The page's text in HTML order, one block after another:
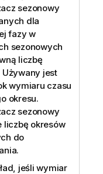
sezonowy
dla
fazy w
sezonowych
liczbę
Używany jest
wymiaru czasu
okresu.
sezonowy
liczbę okresów
do
jeśli wymiar